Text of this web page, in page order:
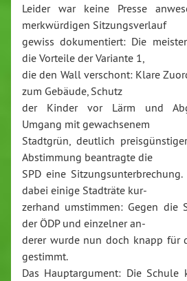
Leider war keine Presse
merkwürdigen Sitzungsverlauf
gewiss dokumentiert: Die
die Vorteile der Variante 1,
die den Wall verschont: Klare
zum Gebäude, Schutz
der Kinder vor Lärm und
Umgang mit gewachsenem
Stadtgrün, deutlich
Abstimmung beantragte die
SPD eine
dabei einige Stadträte kur-
zerhand umstimmen: Gegen die
der ÖDP und einzelner an-
derer wurde nun doch knapp für
gestimmt.
Das Hauptargument: Die Schule